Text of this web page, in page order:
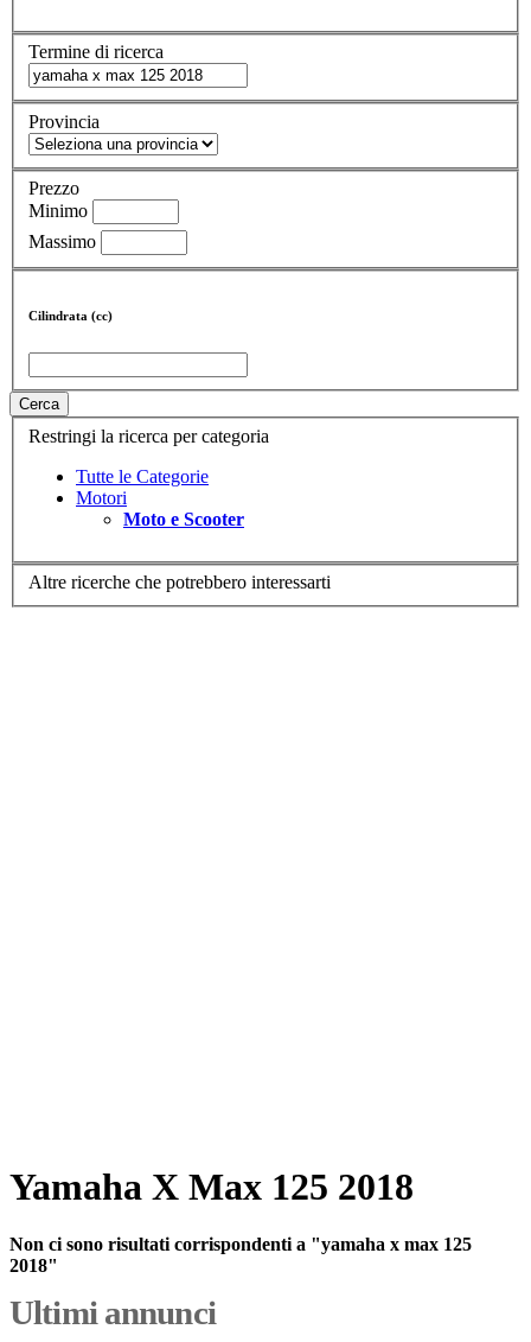
Termine di ricerca
Provincia
Prezzo
Minimo
Massimo
Cilindrata (cc)
Cerca
Restringi la ricerca per categoria
Tutte le Categorie
Motori
Moto e Scooter
Altre ricerche che potrebbero interessarti
Yamaha X Max 125 2018
Non ci sono risultati corrispondenti a "yamaha x max 125
2018"
Ultimi annunci